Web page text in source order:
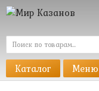
Каталог Меню